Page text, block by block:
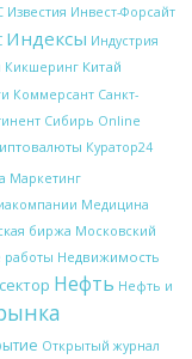
Известия Инвест-Форсайт
Индексы Индустрия
Кикшеринг Китай
Коммерсант Санкт-
Сибирь Online
Куратор24
Маркетинг
Медицина
биржа Московский
работы Недвижимость
Нефть Нефть и
Открытый журнал